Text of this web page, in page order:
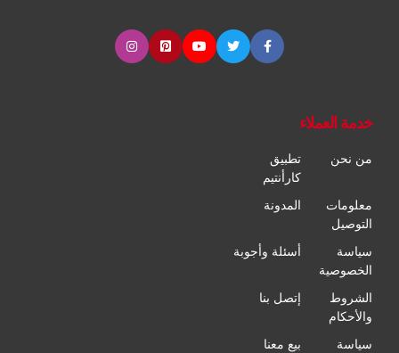
خدمة العملاء
من نحن
تطبيق
كارأنتيم
معلومات
التوصيل
المدونة
سياسة
الخصوصية
أسئلة وأجوبة
الشروط
والأحكام
إتصل بنا
سياسة بيع معنا